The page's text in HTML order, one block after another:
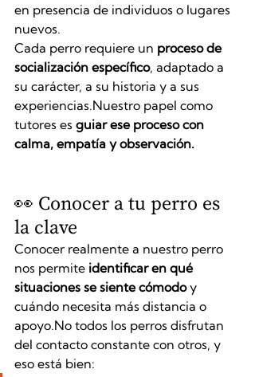
en presencia de individuos o lugares
nuevos.
Cada perro requiere un proceso de
socialización específico, adaptado a
su carácter, a su historia y a sus
experiencias.Nuestro papel como
tutores es guiar ese proceso con
calma, empatía y observación.
👀 Conocer a tu perro es
la clave
Conocer realmente a nuestro perro
nos permite identificar en qué
situaciones se siente cómodo y
cuándo necesita más distancia o
apoyo.No todos los perros disfrutan
del contacto constante con otros, y
eso está bien: